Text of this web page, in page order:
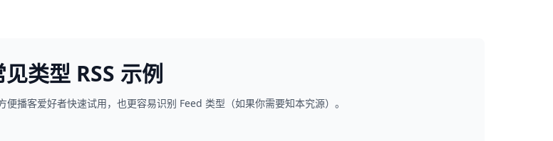
见类型 RSS 示例
播客爱好者快速试用，也更容易识别 Feed 类型（如果你需要知本究源）。